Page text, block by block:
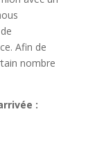
Afin de
nombre
: